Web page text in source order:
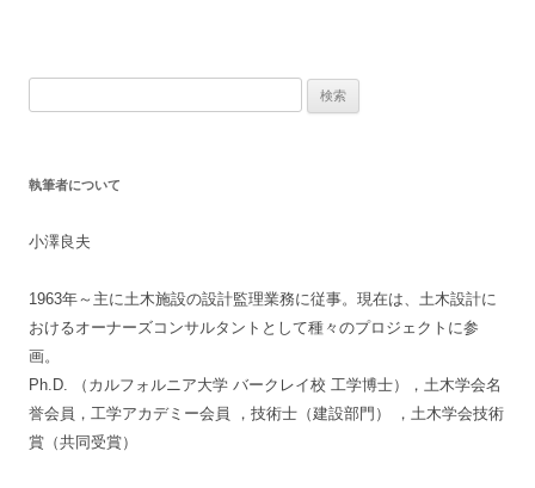
執筆者について
小澤良夫
1963年～主に土木施設の設計監理業務に従事。現在は、土木設計に
おけるオーナーズコンサルタントとして種々のプロジェクトに参
画。
Ph.D. （カルフォルニア大学 バークレイ校 工学博士），土木学会名
誉会員，工学アカデミー会員 ，技術士（建設部門） ，土木学会技術
賞（共同受賞）